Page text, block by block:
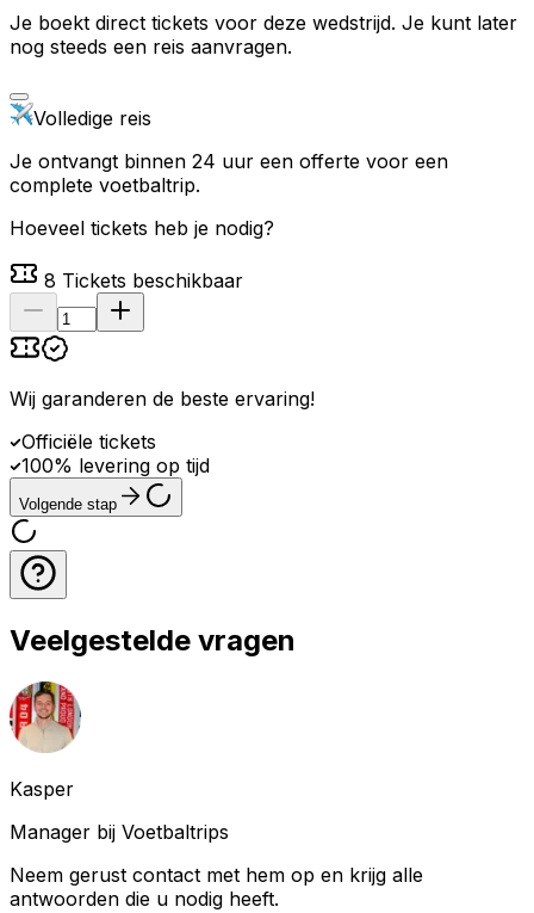
Je boekt direct tickets voor deze wedstrijd. Je kunt later
nog steeds een reis aanvragen.
Volledige reis
Je ontvangt binnen 24 uur een offerte voor een
complete voetbaltrip.
Hoeveel tickets heb je nodig?
8 Tickets beschikbaar
Wij garanderen de beste ervaring!
Officiële tickets
100% levering op tijd
Volgende stap
Veelgestelde vragen
Kasper
Manager bij Voetbaltrips
Neem gerust contact met hem op en krijg alle
antwoorden die u nodig heeft.